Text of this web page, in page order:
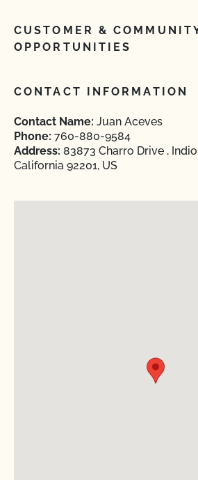
CUSTOMER &
OPPORTUNITIES
CONTACT INFORMATION
Contact Name: Juan Aceves
Phone: 760-880-9584
Address: 83873 Charro Drive ,
California 92201, US